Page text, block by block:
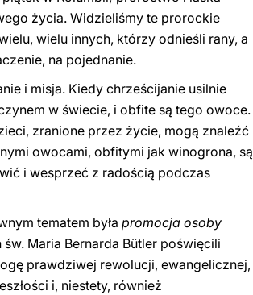
życia. Widzieliśmy te prorockie
wielu innych, którzy odnieśli rany, a
na pojednanie.
i misja. Kiedy chrześcijanie usilnie
w świecie, i obfite są tego owoce.
zranione przez życie, mogą znaleźć
owocami, obfitymi jak winogrona, są
i wesprzeć z radością podczas
tematem była promocja osoby
Maria Bernarda Bütler poświęcili
prawdziwej rewolucji, ewangelicznej,
i, niestety, również